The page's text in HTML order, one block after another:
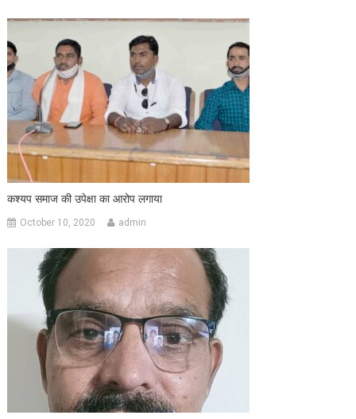
कश्यप समाज की उपेक्षा का आरोप लगाया
October 10, 2020 admin